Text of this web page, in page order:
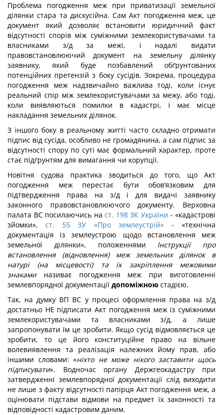
Проблема погодження меж при приватизації земельної
ділянки стара та дискусійна. Сам Акт погодження меж, це
документ який дозволяє встановити юридичний факт
відсутності спорів між суміжними землекористувачами та
власниками з/д за межі, і надалі видати
правовстановлюючий документ на земельну ділянку
заявнику, який буде позбавлений обґрунтованих
потенційних претензій з боку сусідів. Зокрема, процедура
погодження меж надзвичайно важлива тоді, коли існує
реальний спір між землекористувачами за межу, або тоді,
коли виявляються помилки в кадастрі, і має місце
накладання земельних ділянок.
З іншого боку в реальному житті часто складно отримати
підпис від сусіда, особливо не громадянина, а сам підпис за
відсутності спору по суті має формальний характер, проте
стає підґрунтям для вимагання чи корупції.
Новітня судова практика зводиться до того, що Акт
погодження меж перестає бути обов’язковим для
підтвердження права на з/д і для видачі заявнику
законного правовстановлюючого документу. Верховна
палата ВС посилаючись наст. 198 ЗК України - «кадастрові
зйомки»,ст. 55 ЗУ «Про землеустрій» - «технічна
документація із землеустрою щодо встановлення меж
земельної ділянки», положеннями Інструкції про
встановлення (відновлення) меж земельних ділянок в
натурі (на місцевості) та їх закріплення межовими
знакаминазиває погодження меж при виготовленні
землевпорядної документації допоміжною стадією.
Так, на думку ВП ВС у процесі оформлення права на з/д
достатньо НЕ підписати Акт погодження меж із суміжними
землекористувачами та власниками з/д, а лише
запропонувати їм це зробити. Якщо сусід відмовляється це
зробити, то це його конституційне право на вільне
волевиявлення та реалізація належних йому прав, або
іншими словами: «ніхто не може нікого заставити щось
підписувати». Водночас органу Держгеокадастру при
затвердженні землевпорядної документації слід виходити
не лише з факту відсутності папірця Акт погодження меж, а
оцінювати підстави відмови на предмет їх законності та
відповідності кадастровим даним.